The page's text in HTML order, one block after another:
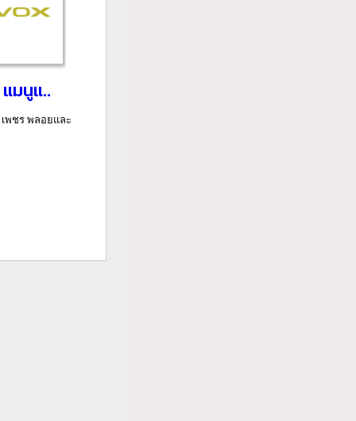
มนูแ..
เพชร พลอยและ